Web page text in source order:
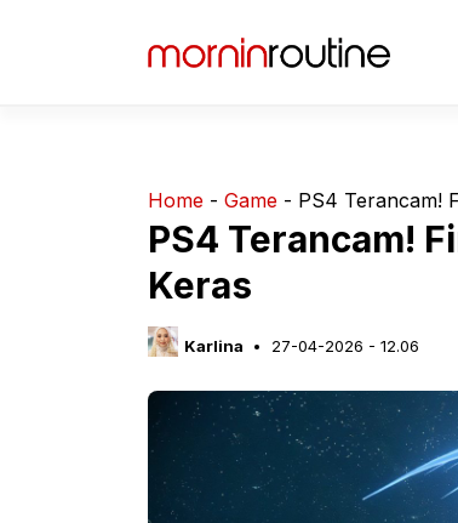
Home - Game - PS4 Terancam!
PS4 Terancam!
Keras
Karlina 27-04-2026 - 12.06